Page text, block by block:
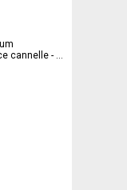
cannelle - l